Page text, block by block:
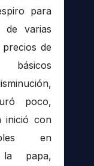
para
de varias
de
poco,
inició con
en
la papa,